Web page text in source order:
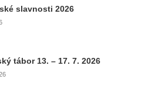
slavnosti 2026
tábor 13. – 17. 7. 2026